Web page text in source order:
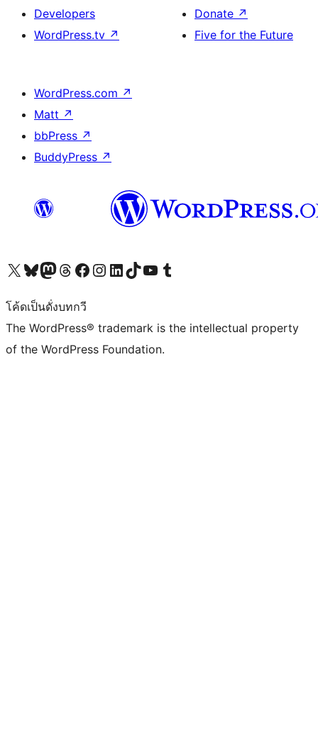
Developers
WordPress.tv ↗
Donate ↗
Five for the Future
WordPress.com ↗
Matt ↗
bbPress ↗
BuddyPress ↗
Visit our X (formerly Twitter) account
Visit our Bluesky account
Visit our Mastodon account
Visit our Threads account
Visit our Facebook page
Visit our Instagram account
Visit our LinkedIn account
Visit our TikTok account
Visit our YouTube channel
Visit our Tumblr account
โค้ดเป็นดั่งบทกวี
The WordPress® trademark is the intellectual property
of the WordPress Foundation.